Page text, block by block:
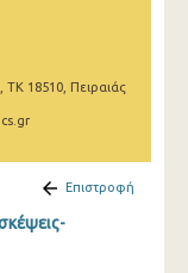
ΤΚ 18510, Πειραιάς
Επιστροφή